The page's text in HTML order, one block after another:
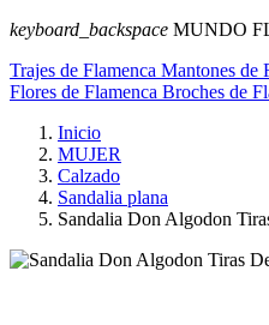
keyboard_backspace MUNDO
Trajes de Flamenca Mantones de
Flores de Flamenca Broches de
Inicio
MUJER
Calzado
Sandalia plana
Sandalia Don Algodon